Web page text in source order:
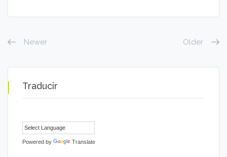
Newer Older
Traducir
Powered by Translate